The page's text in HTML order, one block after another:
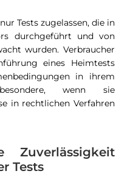
Tests zugelassen, die in
durchgeführt und von
wurden. Verbraucher
eines Heimtests
in ihrem
wenn sie
in rechtlichen Verfahren
Zuverlässigkeit
Tests